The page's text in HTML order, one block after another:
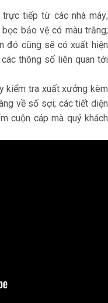
tiếp từ các nhà máy;
bảo vệ có màu trắng;
đó cũng sẽ có xuất hiện
thông số liên quan tới
kiểm tra xuất xưởng kèm
về số sợi; các tiết diện
cuộn cáp mà quý khách